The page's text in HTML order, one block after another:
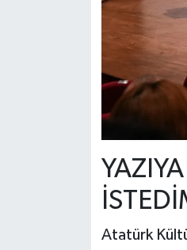
Atatürk